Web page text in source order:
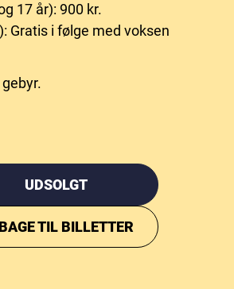
17 år): 900 kr.
Gratis i følge med voksen
UDSOLGT
TIL BILLETTER